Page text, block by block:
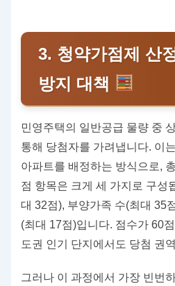
3. 청약가점제 산
방지 대책
민영주택의 일반공급 물량 중
통해 당첨자를 가려냅니다. 이
아파트를 배정하는 방식으로,
점 항목은 크게 세 가지로 구성
대 32점), 부양가족 수(최대 35
(최대 17점)입니다. 점수가 60
도권 인기 단지에서도 당첨 권
그러나 이 과정에서 가장 빈번